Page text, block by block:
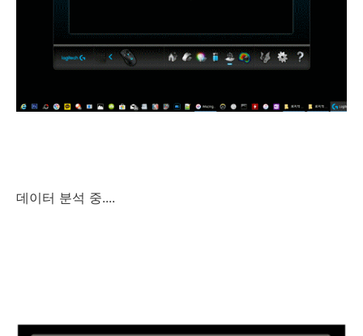
데이터 분석 중....